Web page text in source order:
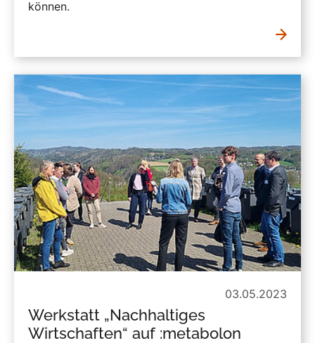
können.
03.05.2023
Werkstatt „Nachhaltiges
Wirtschaften“ auf :metabolon